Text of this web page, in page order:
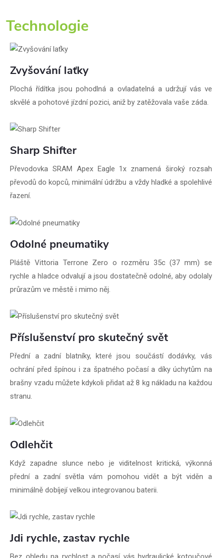
Technologie
Zvyšování laťky
Plochá řídítka jsou pohodlná a ovladatelná a udržují vás ve
skvělé a pohotové jízdní pozici, aniž by zatěžovala vaše záda.
Sharp Shifter
Převodovka SRAM Apex Eagle 1x znamená široký rozsah
převodů do kopců, minimální údržbu a vždy hladké a spolehlivé
řazení.
Odolné pneumatiky
Pláště Vittoria Terrone Zero o rozměru 35c (37 mm) se
rychle a hladce odvalují a jsou dostatečně odolné, aby odolaly
průrazům ve městě i mimo něj.
Příslušenství pro skutečný svět
Přední a zadní blatníky, které jsou součástí dodávky, vás
ochrání před špínou i za špatného počasí a díky úchytům na
brašny vzadu můžete kdykoli přidat až 8 kg nákladu na každou
stranu.
Odlehčit
Když zapadne slunce nebo je viditelnost kritická, výkonná
přední a zadní světla vám pomohou vidět a být viděn a
minimálně dobíjejí velkou integrovanou baterii.
Jdi rychle, zastav rychle